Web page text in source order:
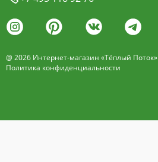
@ 2026 Интернет-магазин «Тёплый Поток»
Политика конфиденциальности